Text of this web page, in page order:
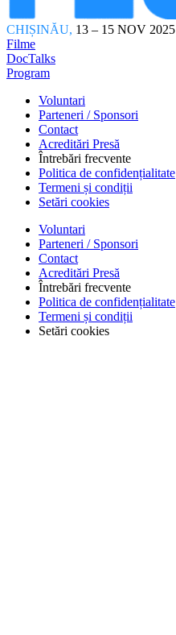
CHIȘINĂU, 13 – 15 NOV 2025
Filme
DocTalks
Program
Voluntari
Parteneri / Sponsori
Contact
Acreditări Presă
Întrebări frecvente
Politica de confidențialitate
Termeni și condiții
Setări cookies
Voluntari
Parteneri / Sponsori
Contact
Acreditări Presă
Întrebări frecvente
Politica de confidențialitate
Termeni și condiții
Setări cookies